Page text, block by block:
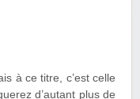
à ce titre, c’est celle
d’autant plus de